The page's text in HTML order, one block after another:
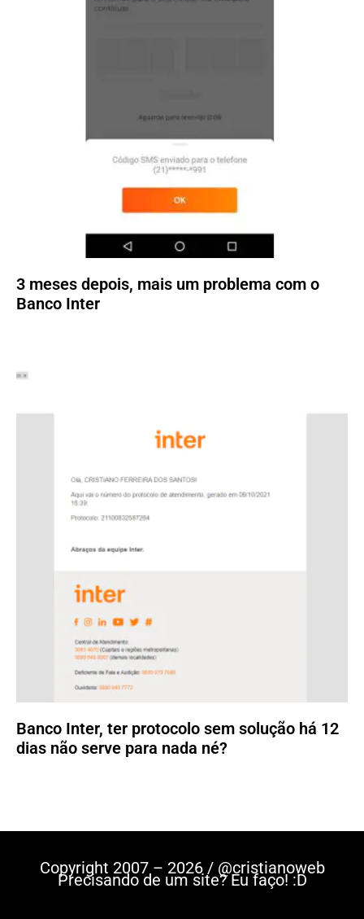
3 meses depois, mais um problema com o
Banco Inter
Banco Inter, ter protocolo sem solução há 12
dias não serve para nada né?
Copyright 2007 – 2026 / @cristianoweb
Precisando de um site? Eu faço! :D